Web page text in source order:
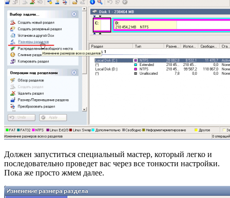
Должен запуститься специальный мастер, который легко и
последовательно проведет вас через все тонкости настройки.
Пока же просто жмем далее.